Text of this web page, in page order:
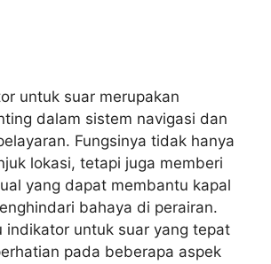
untuk suar merupakan
dalam sistem navigasi dan
Fungsinya tidak hanya
lokasi, tetapi juga memberi
yang dapat membantu kapal
bahaya di perairan.
indikator untuk suar yang tepat
pada beberapa aspek